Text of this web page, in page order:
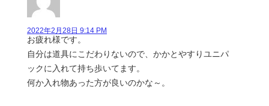
2022年2月28日 9:14 PM
お疲れ様です。
自分は道具にこだわりないので、かかとやすりユニパ
ックに入れて持ち歩いてます。
何か入れ物あった方が良いのかな～。